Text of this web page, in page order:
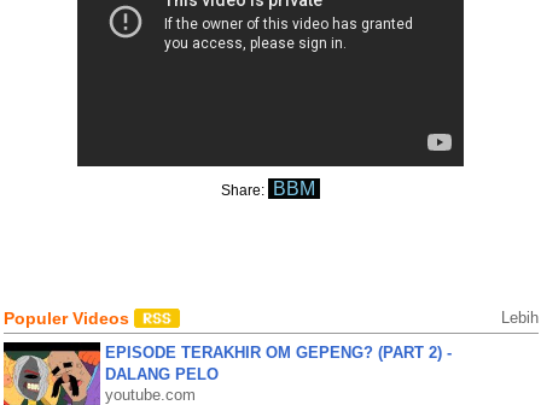
Share: BBM
Populer Videos Lebih
EPISODE TERAKHIR OM GEPENG? (PART 2) -
DALANG PELO
youtube.com